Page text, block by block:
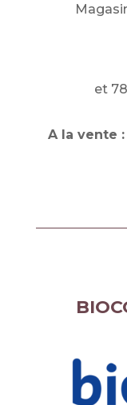
et
A la vente